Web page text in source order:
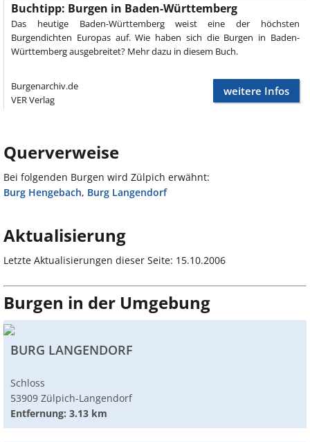
Buchtipp: Burgen in Baden-Württemberg
Das heutige Baden-Württemberg weist eine der höchsten
Burgendichten Europas auf. Wie haben sich die Burgen in Baden-
Württemberg ausgebreitet? Mehr dazu in diesem Buch.
Burgenarchiv.de
VER Verlag
weitere Infos
Querverweise
Bei folgenden Burgen wird Zülpich erwähnt:
Burg Hengebach, Burg Langendorf
Aktualisierung
Letzte Aktualisierungen dieser Seite: 15.10.2006
Burgen in der Umgebung
BURG LANGENDORF
Schloss
53909 Zülpich-Langendorf
Entfernung: 3.13 km